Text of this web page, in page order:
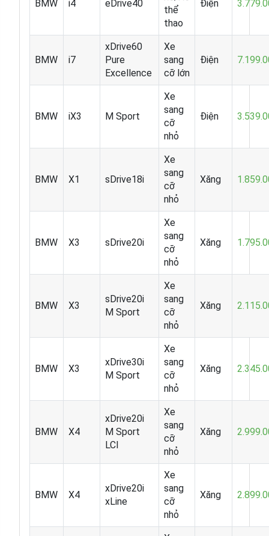
BMW i4 eDrive40
thể
thao
Điện
BMW i7
xDrive60
Pure
Excellence
Xe
sang
cỡ lớn
Điện
BMW iX3 M Sport
Xe
sang
cỡ
nhỏ
Điện
BMW X1 sDrive18i
Xe
sang
cỡ
nhỏ
Xăng
BMW X3 sDrive20i
Xe
sang
cỡ
nhỏ
Xăng
BMW X3
sDrive20i
M Sport
Xe
sang
cỡ
nhỏ
Xăng
BMW X3
xDrive30i
M Sport
Xe
sang
cỡ
nhỏ
Xăng
BMW X4
xDrive20i
M Sport
LCI
Xe
sang
cỡ
nhỏ
Xăng
BMW X4
xDrive20i
xLine
Xe
sang
cỡ
nhỏ
Xăng